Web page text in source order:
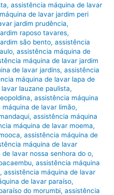
,assistência máquina de lavar
de lavar jardim peri
jardim prudência,
raposo tavares,
são bento,assistência
,assistência máquina de
máquina de lavar jardim
de lavar jardins,assistência
máquina de lavar lapa de
lauzane paulista,
,assistência máquina
máquina de lavar limão,
,assistência máquina
máquina de lavar moema,
,assistência máquina de
máquina de lavar
lavar nossa senhora do o,
,assistência máquina
,assistência máquina de lavar
de lavar paraíso,
do morumbi,assistência